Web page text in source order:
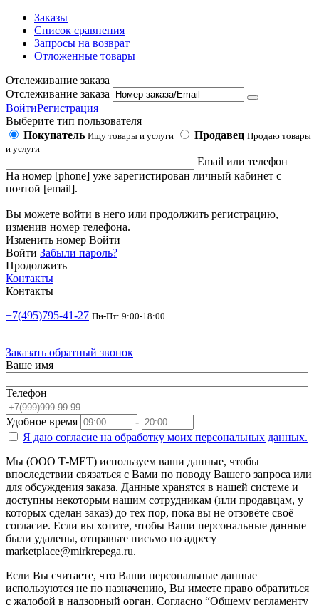
Заказы
Список сравнения
Запросы на возврат
Отложенные товары
Отслеживание заказа
Отслеживание заказа
ВойтиРегистрация
Выберите тип пользователя
Покупатель Ищу товары и услуги Продавец Продаю товары
и услуги
Email или телефон
На номер [phone] уже зарегистирован личный кабинет с
почтой [email].
Вы можете войти в него или продолжить регистрацию,
изменив номер телефона.
Изменить номер Войти
Войти Забыли пароль?
Продолжить
Контакты
Контакты
+7(495)795-41-27 Пн-Пт: 9:00-18:00
Заказать обратный звонок
Ваше имя
Телефон
Удобное время
-
Я даю согласие на обработку моих персональных данных.
Мы (ООО Т-МЕТ) используем ваши данные, чтобы
впоследствии связаться с Вами по поводу Вашего запроса или
для обсуждения заказа. Данные хранятся в нашей системе и
доступны некоторым нашим сотрудникам (или продавцам, у
которых сделан заказ) до тех пор, пока вы не отзовёте своё
согласие. Если вы хотите, чтобы Ваши персональные данные
были удалены, отправьте письмо по адресу
marketplace@mirkrepega.ru.
Если Вы считаете, что Ваши персональные данные
используются не по назначению, Вы имеете право обратиться
с жалобой в надзорный орган. Согласно “Общему регламенту